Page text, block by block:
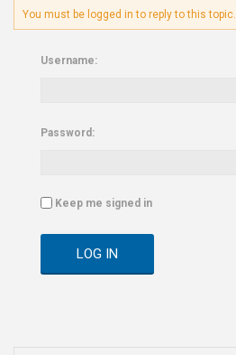
You must be logged in to reply to this topic.
Username:
Password:
Keep me signed in
LOG IN